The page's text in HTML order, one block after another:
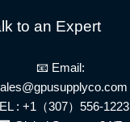
to an Expert
📧 Email:
: +1（307）556-1223